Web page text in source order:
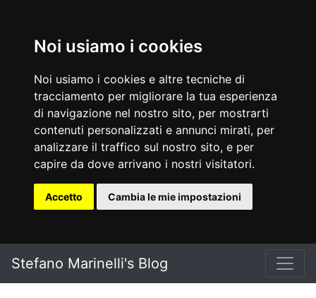
Noi usiamo i cookies
Noi usiamo i cookies e altre tecniche di
tracciamento per migliorare la tua esperienza
di navigazione nel nostro sito, per mostrarti
contenuti personalizzati e annunci mirati, per
analizzare il traffico sul nostro sito, e per
capire da dove arrivano i nostri visitatori.
Accetto Cambia le mie impostazioni
Stefano Marinelli's Blog